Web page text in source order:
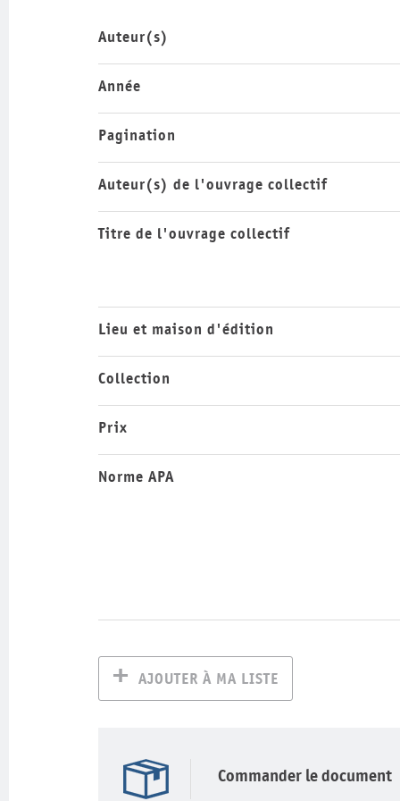
Auteur(s)
Année
Pagination
Auteur(s) de l'ouvrage collectif
Titre de l'ouvrage collectif
Lieu et maison d'édition
Collection
Prix
Norme APA
AJOUTER À MA LISTE
Commander le document